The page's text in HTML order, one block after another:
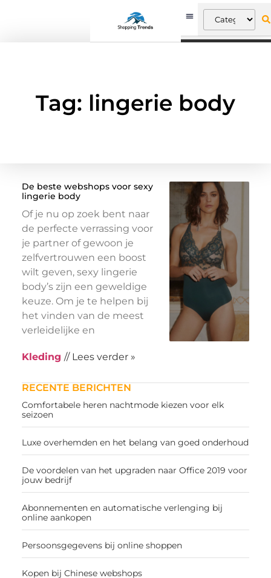
Tag: lingerie body
RECENTE BERICHTEN
Comfortabele heren nachtmode kiezen voor elk
seizoen
Luxe overhemden en het belang van goed onderhoud
De voordelen van het upgraden naar Office 2019 voor
jouw bedrijf
Abonnementen en automatische verlenging bij
online aankopen
Persoonsgegevens bij online shoppen
Kopen bij Chinese webshops
De beste webshops voor sexy
lingerie body
Of je nu op zoek bent naar
de perfecte verrassing voor
je partner of gewoon je
zelfvertrouwen een boost
wilt geven, sexy lingerie
body’s zijn een geweldige
keuze. Om je te helpen bij
het vinden van de meest
verleidelijke en
Kleding // Lees verder »